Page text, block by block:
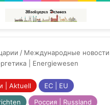
/ Международные новости |
| Energiewesen
| Aktuell
ЕС | EU
Россия | Russland